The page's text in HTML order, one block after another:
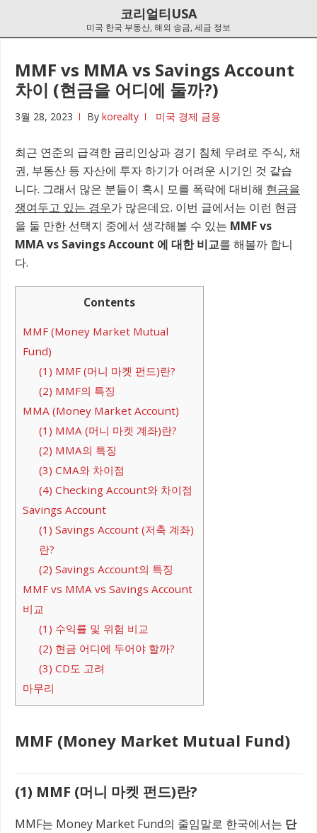
코리얼티USA
미국 한국 부동산, 해외 송금, 세금 정보
MMF vs MMA vs Savings Account
차이 (현금을 어디에 둘까?)
3월 28, 2023 By korealty 미국 경제 금융
최근 연준의 급격한 금리인상과 경기 침체 우려로 주식, 채
권, 부동산 등 자산에 투자 하기가 어려운 시기인 것 같습
니다. 그래서 많은 분들이 혹시 모를 폭락에 대비해 현금을
쟁여두고 있는 경우가 많은데요. 이번 글에서는 이런 현금
을 둘 만한 선택지 중에서 생각해볼 수 있는 MMF vs
MMA vs Savings Account 에 대한 비교를 해볼까 합니
다.
Contents
MMF (Money Market Mutual
Fund)
(1) MMF (머니 마켓 펀드)란?
(2) MMF의 특징
MMA (Money Market Account)
(1) MMA (머니 마켓 계좌)란?
(2) MMA의 특징
(3) CMA와 차이점
(4) Checking Account와 차이점
Savings Account
(1) Savings Account (저축 계좌)
란?
(2) Savings Account의 특징
MMF vs MMA vs Savings Account
비교
(1) 수익률 및 위험 비교
(2) 현금 어디에 두어야 할까?
(3) CD도 고려
마무리
MMF (Money Market Mutual Fund)
(1) MMF (머니 마켓 펀드)란?
MMF는 Money Market Fund의 줄임말로 한국에서는 단